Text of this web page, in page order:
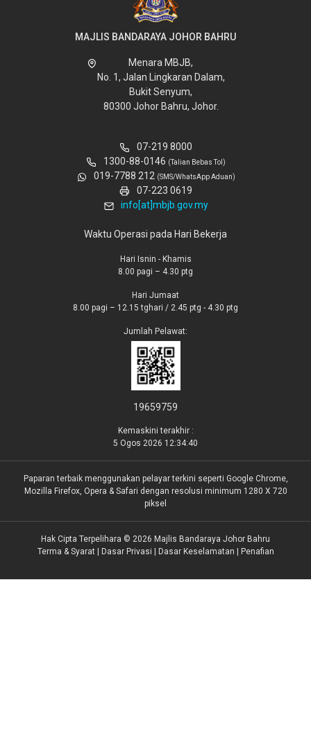
MAJLIS BANDARAYA JOHOR BAHRU
Menara MBJB,
No. 1, Jalan Lingkaran Dalam,
Bukit Senyum,
80300 Johor Bahru, Johor.
07-219 8000
1300-88-0146 (Talian Bebas Tol)
019-7788 212 (SMS/WhatsApp Aduan)
07-223 0619
info[at]mbjb.gov.my
Waktu Operasi pada Hari Bekerja
Hari Isnin - Khamis
8.00 pagi – 4.30 ptg
Hari Jumaat
8.00 pagi – 12.15 tghari / 2.45 ptg - 4.30 ptg
Jumlah Pelawat:
19659759
Kemaskini terakhir :
5 Ogos 2026 12:34:40
Paparan terbaik menggunakan pelayar terkini seperti Google Chrome,
Mozilla Firefox, Opera & Safari dengan resolusi minimum 1280 X 720
piksel
Hak Cipta Terpelihara © 2026 Majlis Bandaraya Johor Bahru
Terma & Syarat| Dasar Privasi Dasar Keselamatan Penafian